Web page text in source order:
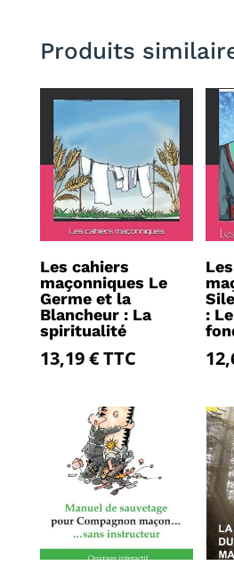
Produits
Les cahiers
maçonniques Le
Germe et la
Blancheur : La
spiritualité
13,19€TTC
: